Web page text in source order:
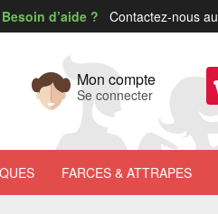
Besoin d’aide ? Contactez-nous au
Mon compte
Se connecter
FARCES & ATTRAPES